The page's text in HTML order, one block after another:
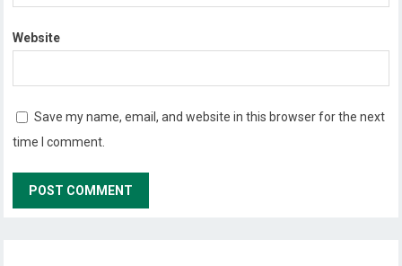
Website
Save my name, email, and website in this browser for the next
time I comment.